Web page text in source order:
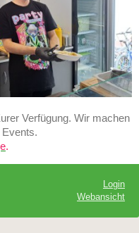
Verfügung. Wir machen
.
Login
Webansicht